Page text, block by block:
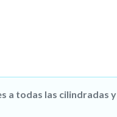
a todas las cilindradas y